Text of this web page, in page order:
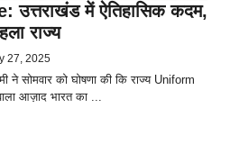
में ऐतिहासिक कदम,
राज्य
27, 2025
ने सोमवार को घोषणा की कि राज्य Uniform
आज़ाद भारत का ...